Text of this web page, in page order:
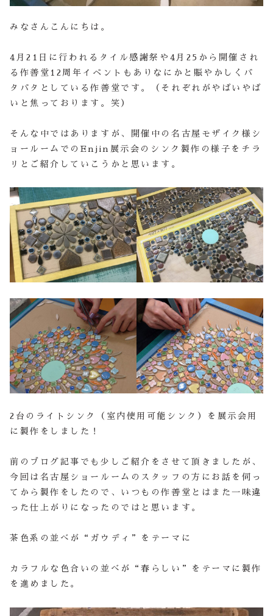
みなさんこんにちは。
4月21日に行われるタイル感謝祭や4月25から開催され
る作善堂12周年イベントもありなにかと賑やかしくバ
タバタとしている作善堂です。（それぞれがやばいやば
いと焦っております。笑）
そんな中ではありますが、開催中の名古屋モザイク様シ
ョールームでのEnjin展示会のシンク製作の様子をチラ
リとご紹介していこうかと思います。
2台のライトシンク（室内使用可能シンク）を展示会用
に製作をしました！
前のブログ記事でも少しご紹介をさせて頂きましたが、
今回は名古屋ショールームのスタッフの方にお話を伺っ
てから製作をしたので、いつもの作善堂とはまた一味違
った仕上がりになったのではと思います。
茶色系の並べが“ガウディ”をテーマに
カラフルな色合いの並べが“春らしい”をテーマに製作
を進めました。